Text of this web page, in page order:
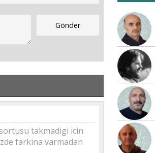
takmadigi icin
farkina varmadan